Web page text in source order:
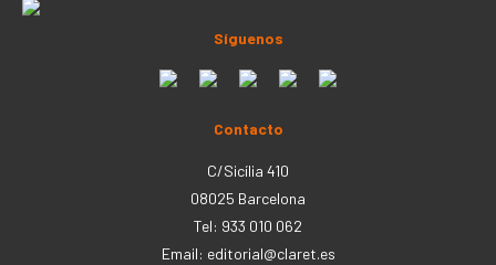
Síguenos
Contacto
C/Sicília 410
08025 Barcelona
Tel: 933 010 062
Email: editorial@claret.es